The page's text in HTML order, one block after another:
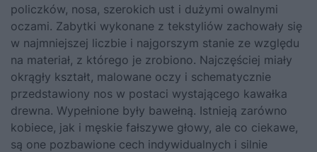
policzków, nosa, szerokich ust i dużymi owalnymi
oczami. Zabytki wykonane z tekstyliów zachowały się
w najmniejszej liczbie i najgorszym stanie ze względu
na materiał, z którego je zrobiono. Najczęściej miały
okrągły kształt, malowane oczy i schematycznie
przedstawiony nos w postaci wystającego kawałka
drewna. Wypełnione były bawełną. Istnieją zarówno
kobiece, jak i męskie fałszywe głowy, ale co ciekawe,
są one pozbawione cech indywidualnych i silnie